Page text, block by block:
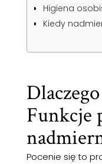
Funkcje
Pocenie się to